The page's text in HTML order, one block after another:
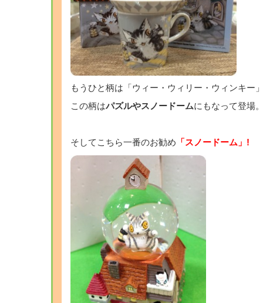
もうひと柄は「ウィー・ウィリー・ウィンキー
この柄はパズルやスノードームにもなって登場
そしてこちら一番のお勧め 「スノードーム」!